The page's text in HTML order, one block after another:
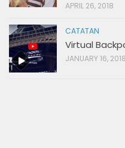
APRIL 26, 2018
CATATAN
Virtual
JANUARY 16, 2018